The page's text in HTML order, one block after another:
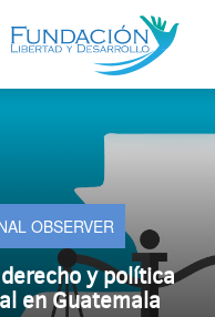
OBSERVER
y política
en Guatemala